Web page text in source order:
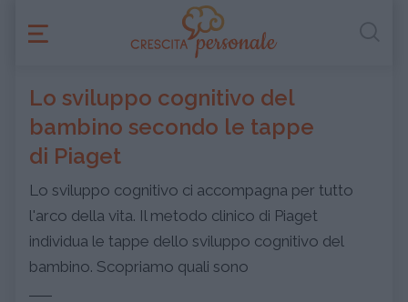
Lo sviluppo cognitivo del
bambino secondo le tappe
di Piaget
Lo sviluppo cognitivo ci accompagna per tutto
l'arco della vita. Il metodo clinico di Piaget
individua le tappe dello sviluppo cognitivo del
bambino. Scopriamo quali sono